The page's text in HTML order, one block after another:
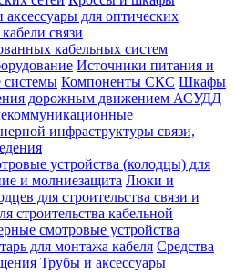
для оптических
связи
кабельных систем
Источники питания и
системы Компоненты СКС Шкафы
дорожным движением АСУДД
инфраструктуры связи,
устройства (колодцы) для
и молниезащита Люки и
для строительства связи и
строительства кабельной
смотровые устройства
для монтажа кабеля Средства
Трубы и аксессуары